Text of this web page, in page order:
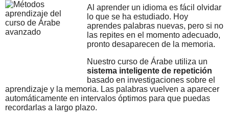
Al aprender un idioma es fácil olvidar
lo que se ha estudiado. Hoy
aprendes palabras nuevas, pero si no
las repites en el momento adecuado,
pronto desaparecen de la memoria.
Nuestro curso de Árabe utiliza un
sistema inteligente de repetición
basado en investigaciones sobre el
aprendizaje y la memoria. Las palabras vuelven a aparecer
automáticamente en intervalos óptimos para que puedas
recordarlas a largo plazo.